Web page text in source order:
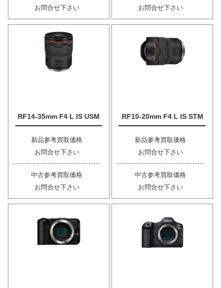
お問合せ下さい
お問合せ下さい
RF14-35mm F4 L IS USM
新品参考買取価格
お問合せ下さい
中古参考買取価格
お問合せ下さい
RF10-20mm F4 L IS STM
新品参考買取価格
お問合せ下さい
中古参考買取価格
お問合せ下さい